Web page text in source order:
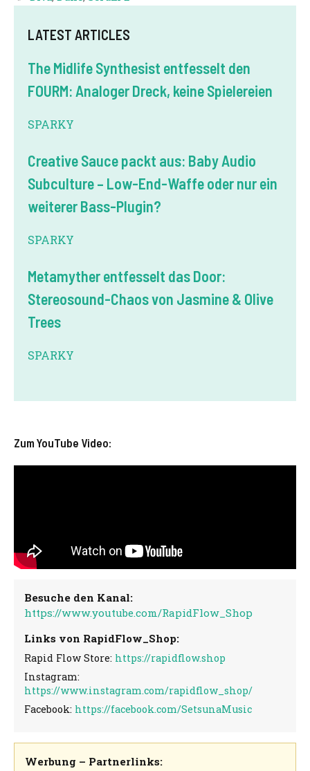
LATEST ARTICLES
The Midlife Synthesist entfesselt den
FOURM: Analoger Dreck, keine Spielereien
SPARKY
Creative Sauce packt aus: Baby Audio
Subculture – Low-End-Waffe oder nur ein
weiterer Bass-Plugin?
SPARKY
Metamyther entfesselt das Door:
Stereosound-Chaos von Jasmine & Olive
Trees
SPARKY
Zum YouTube Video:
Besuche den Kanal:
https://www.youtube.com/RapidFlow_Shop
Links von RapidFlow_Shop:
Rapid Flow Store: https://rapidflow.shop
Instagram:
https://www.instagram.com/rapidflow_shop/
Facebook: https://facebook.com/SetsunaMusic
Werbung – Partnerlinks: